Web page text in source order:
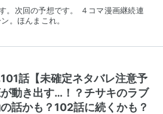
。次回の予想です。 ４コマ漫画継続連
。ほんまこれ。
話【未確定ネタバレ注意予
動き出す…！？チサキのラブ
話かも？102話に続くかも？